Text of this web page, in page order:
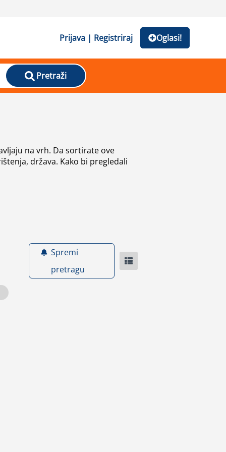
Prijava | Registriraj Oglasi!
Pretraži
na vrh. Da sortirate ove
država. Kako bi pregledali
Spremi
pretragu